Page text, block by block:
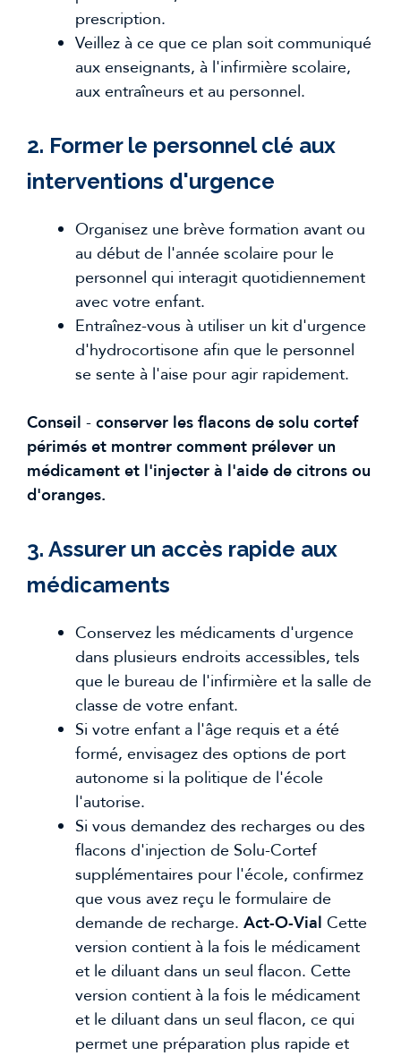
prescription.
Veillez à ce que ce plan soit communiqué
aux enseignants, à l'infirmière scolaire,
aux entraîneurs et au personnel.
2. Former le personnel clé aux
interventions d'urgence
Organisez une brève formation avant ou
au début de l'année scolaire pour le
personnel qui interagit quotidiennement
avec votre enfant.
Entraînez-vous à utiliser un kit d'urgence
d'hydrocortisone afin que le personnel
se sente à l'aise pour agir rapidement.
Conseil - conserver les flacons de solu cortef
périmés et montrer comment prélever un
médicament et l'injecter à l'aide de citrons ou
d'oranges.
3. Assurer un accès rapide aux
médicaments
Conservez les médicaments d'urgence
dans plusieurs endroits accessibles, tels
que le bureau de l'infirmière et la salle de
classe de votre enfant.
Si votre enfant a l'âge requis et a été
formé, envisagez des options de port
autonome si la politique de l'école
l'autorise.
Si vous demandez des recharges ou des
flacons d'injection de Solu-Cortef
supplémentaires pour l'école, confirmez
que vous avez reçu le formulaire de
demande de recharge. Act-O-Vial Cette
version contient à la fois le médicament
et le diluant dans un seul flacon. Cette
version contient à la fois le médicament
et le diluant dans un seul flacon, ce qui
permet une préparation plus rapide et